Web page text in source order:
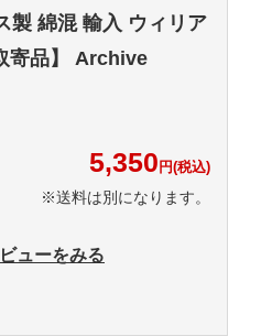
製 綿混 輸入 ウィリア
寄品】 Archive
5,350 円(税込)
※送料は別になります。
ューをみる